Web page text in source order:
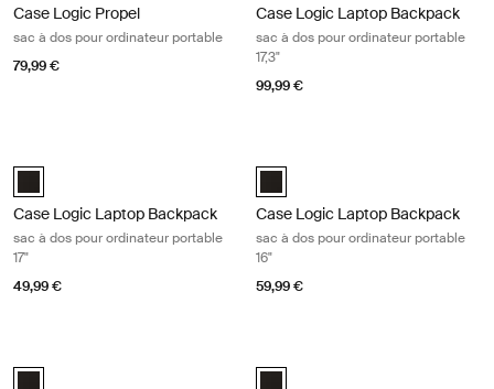
Case Logic Propel
sac à dos pour ordinateur portable
79,99 €
Case Logic Laptop Backpack
sac à dos pour ordinateur portable
17,3"
99,99 €
Case Logic 17" Laptop Backpack Noir (selected)
Case Logic Laptop Backpack
sac à dos pour ordinateur portable
17"
49,99 €
Case Logic 16" Laptop Backpack
Case Logic Laptop Backpack
sac à dos pour ordinateur portable
16"
59,99 €
Case Logic 16" Laptop Backpack Noir (selected)Case Logic 14" Laptop Backpack